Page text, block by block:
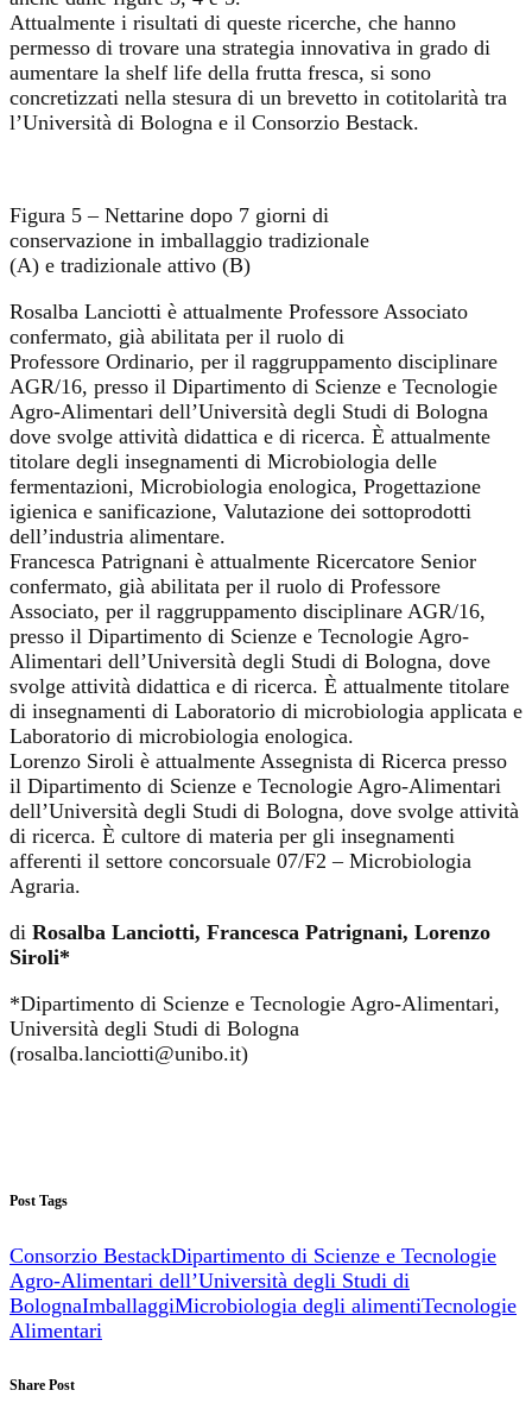
Attualmente i risultati di queste ricerche, che hanno
permesso di trovare una strategia innovativa in grado di
aumentare la shelf life della frutta fresca, si sono
concretizzati nella stesura di un brevetto in cotitolarità tra
l’Università di Bologna e il Consorzio Bestack.
Figura 5 – Nettarine dopo 7 giorni di
conservazione in imballaggio tradizionale
(A) e tradizionale attivo (B)
Rosalba Lanciotti è attualmente Professore Associato
confermato, già abilitata per il ruolo di
Professore Ordinario, per il raggruppamento disciplinare
AGR/16, presso il Dipartimento di Scienze e Tecnologie
Agro-Alimentari dell’Università degli Studi di Bologna
dove svolge attività didattica e di ricerca. È attualmente
titolare degli insegnamenti di Microbiologia delle
fermentazioni, Microbiologia enologica, Progettazione
igienica e sanificazione, Valutazione dei sottoprodotti
dell’industria alimentare.
Francesca Patrignani è attualmente Ricercatore Senior
confermato, già abilitata per il ruolo di Professore
Associato, per il raggruppamento disciplinare AGR/16,
presso il Dipartimento di Scienze e Tecnologie Agro-
Alimentari dell’Università degli Studi di Bologna, dove
svolge attività didattica e di ricerca. È attualmente titolare
di insegnamenti di Laboratorio di microbiologia applicata e
Laboratorio di microbiologia enologica.
Lorenzo Siroli è attualmente Assegnista di Ricerca presso
il Dipartimento di Scienze e Tecnologie Agro-Alimentari
dell’Università degli Studi di Bologna, dove svolge attività
di ricerca. È cultore di materia per gli insegnamenti
afferenti il settore concorsuale 07/F2 – Microbiologia
Agraria.
di Rosalba Lanciotti, Francesca Patrignani, Lorenzo
Siroli*
*Dipartimento di Scienze e Tecnologie Agro-Alimentari,
Università degli Studi di Bologna
(rosalba.lanciotti@unibo.it)
Post Tags
Consorzio BestackDipartimento di Scienze e Tecnologie
Agro-Alimentari dell’Università degli Studi di
BolognaImballaggiMicrobiologia degli alimentiTecnologie
Alimentari
Share Post